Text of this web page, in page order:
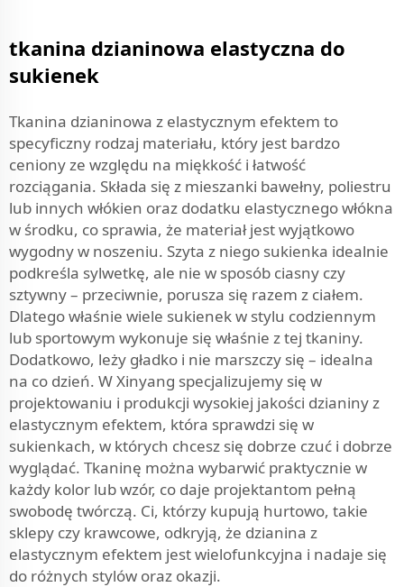
tkanina dzianinowa elastyczna do
sukienek
Tkanina dzianinowa z elastycznym efektem to
specyficzny rodzaj materiału, który jest bardzo
ceniony ze względu na miękkość i łatwość
rozciągania. Składa się z mieszanki bawełny, poliestru
lub innych włókien oraz dodatku elastycznego włókna
w środku, co sprawia, że materiał jest wyjątkowo
wygodny w noszeniu. Szyta z niego sukienka idealnie
podkreśla sylwetkę, ale nie w sposób ciasny czy
sztywny – przeciwnie, porusza się razem z ciałem.
Dlatego właśnie wiele sukienek w stylu codziennym
lub sportowym wykonuje się właśnie z tej tkaniny.
Dodatkowo, leży gładko i nie marszczy się – idealna
na co dzień. W Xinyang specjalizujemy się w
projektowaniu i produkcji wysokiej jakości dzianiny z
elastycznym efektem, która sprawdzi się w
sukienkach, w których chcesz się dobrze czuć i dobrze
wyglądać. Tkaninę można wybarwić praktycznie w
każdy kolor lub wzór, co daje projektantom pełną
swobodę twórczą. Ci, którzy kupują hurtowo, takie
sklepy czy krawcowe, odkryją, że dzianina z
elastycznym efektem jest wielofunkcyjna i nadaje się
do różnych stylów oraz okazji.